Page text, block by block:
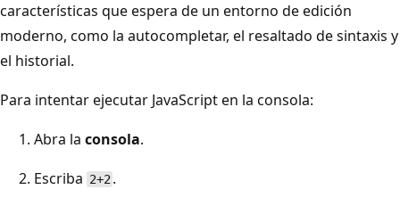
características que espera de un entorno de edición
moderno, como la autocompletar, el resaltado de sintaxis y
el historial.
Para intentar ejecutar JavaScript en la consola:
Abra la consola.
Escriba 2+2 .